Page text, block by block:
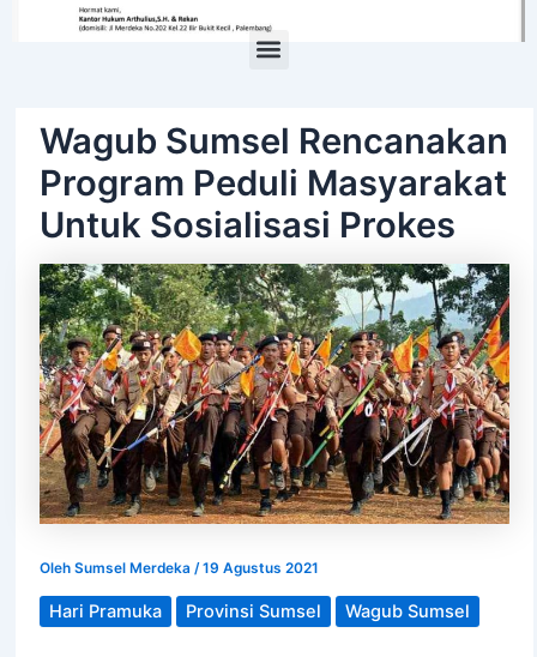
Wagub Sumsel Rencanakan
Program Peduli Masyarakat
Untuk Sosialisasi Prokes
Oleh Sumsel Merdeka /19 Agustus 2021
Hari Pramuka Provinsi Sumsel Wagub Sumsel